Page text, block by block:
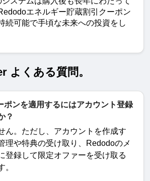
エネルギー貯蔵割引クーポン
続可能で手頃な未来への投資をし
よくある質問。
ポンを適用するにはアカウント登録
？
ん。ただし、アカウントを作成す
理や特典の受け取り、
Redodoのメ
登録して限定オファーを受け取る
。